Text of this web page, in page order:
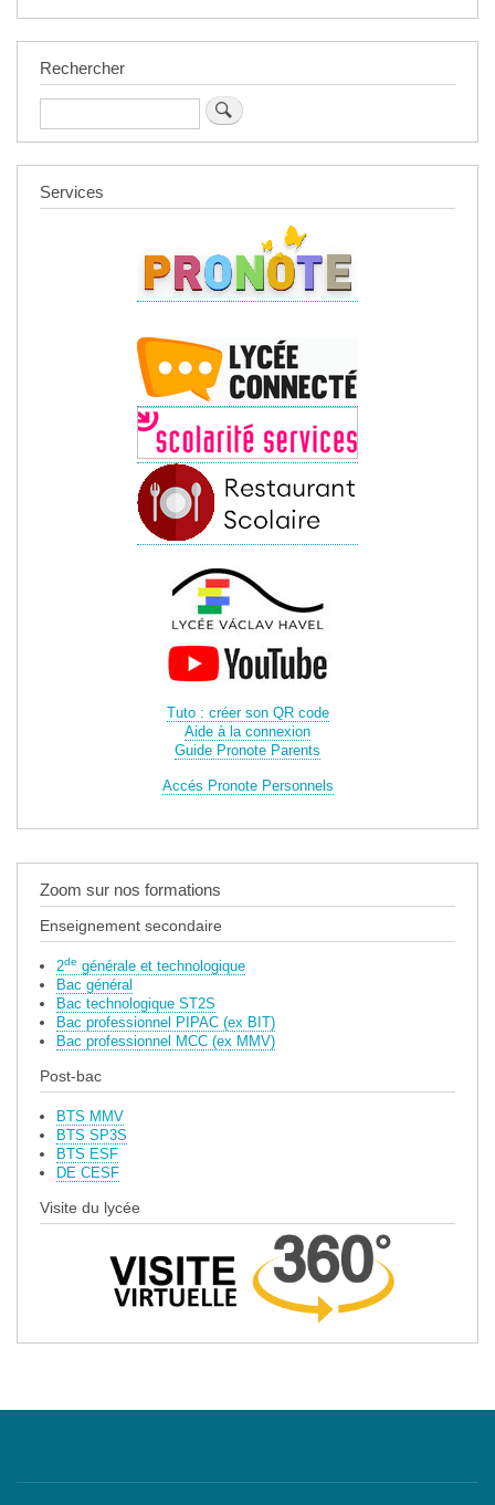
Rechercher
Services
Tuto : créer son QR code
Aide à la connexion
Guide Pronote Parents
Accés Pronote Personnels
Zoom sur nos formations
Enseignement secondaire
2de générale et technologique
Bac général
Bac technologique ST2S
Bac professionnel PIPAC (ex BIT)
Bac professionnel MCC (ex MMV)
Post-bac
BTS MMV
BTS SP3S
BTS ESF
DE CESF
Visite du lycée